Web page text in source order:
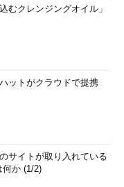
むクレンジングオイル」
ットがクラウドで提携
サイトが取り入れている
何か (1/2)